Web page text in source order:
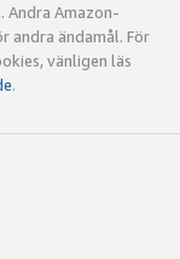
Andra Amazon-
andra ändamål. För
vänligen läs
.